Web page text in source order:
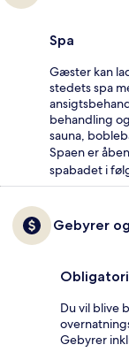
Spa
Gæster kan
stedets spa
behandling
sauna,
Spaen er
spabadet i
Gebyrer
Du vil blive
Gebyrer